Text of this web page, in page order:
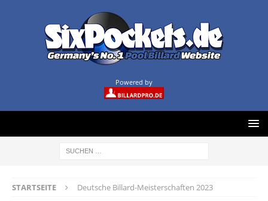
Powered by
STARTSEITE Deutsche Billard-Meisterschaften 2023